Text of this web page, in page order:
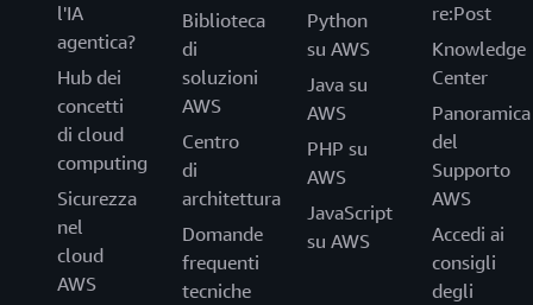
l'IA
agentica?
Hub dei
concetti
di cloud
computing
Sicurezza
nel
cloud
AWS
Biblioteca
di
soluzioni
AWS
Centro
di
architettura
Domande
frequenti
tecniche
Python
su AWS
Java su
AWS
PHP su
AWS
JavaScript
su AWS
re:Post
Knowledge
Center
Panoramica
del
Supporto
AWS
Accedi ai
consigli
degli